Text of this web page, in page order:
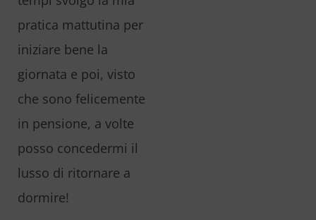
pratica mattutina per
iniziare bene la
giornata e poi, visto
che sono felicemente
in pensione, a volte
posso concedermi il
lusso di ritornare a
dormire!